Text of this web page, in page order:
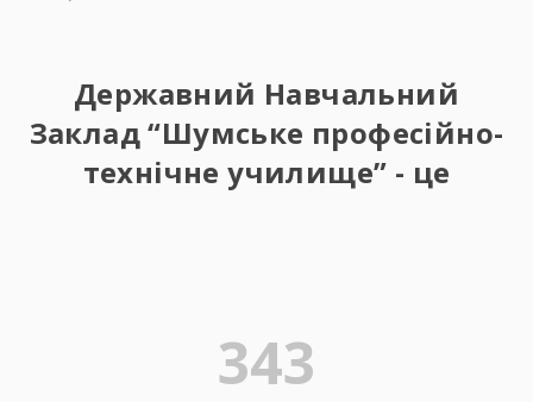
Державний Навчальний
Заклад “Шумське професійно-
технічне училище” - це
343